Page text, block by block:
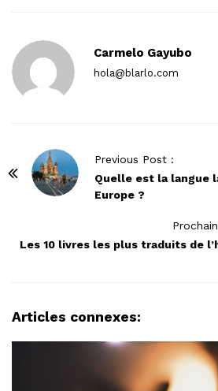
Carmelo Gayubo
hola@blarlo.com
Previous Post :
Quelle est la langue
Europe ?
Les 10 livres les plus traduits de
Articles connexes: